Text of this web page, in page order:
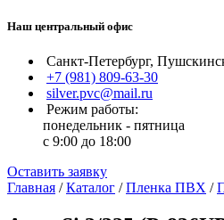
Наш центральный офис
Санкт-Петербург,
+7 (981) 809-63-30
silver.pvc@mail.ru
Режим работы:
понедельник - пятница
с 9:00 до 18:00
Оставить заявку
Главная /Каталог /Пленка ПВХ /